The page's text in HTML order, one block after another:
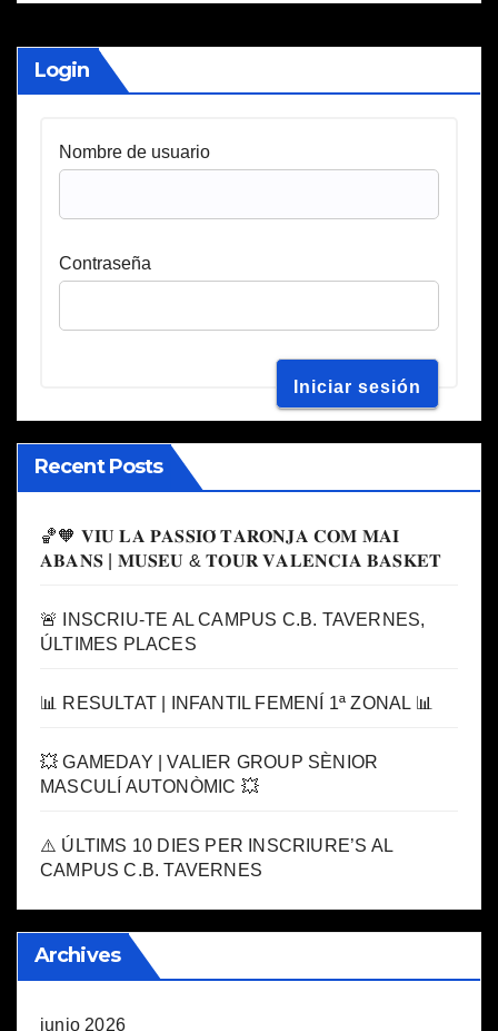
Login
Nombre de usuario
Contraseña
Recent Posts
🏀🧡 𝐕𝐈𝐔 𝐋𝐀 𝐏𝐀𝐒𝐒𝐈𝐎́ 𝐓𝐀𝐑𝐎𝐍𝐉𝐀 𝐂𝐎𝐌 𝐌𝐀𝐈
𝐀𝐁𝐀𝐍𝐒 | 𝐌𝐔𝐒𝐄𝐔 & 𝐓𝐎𝐔𝐑 𝐕𝐀𝐋𝐄𝐍𝐂𝐈𝐀 𝐁𝐀𝐒𝐊𝐄𝐓
🚨 INSCRIU-TE AL CAMPUS C.B. TAVERNES,
ÚLTIMES PLACES
📊 RESULTAT | INFANTIL FEMENÍ 1ª ZONAL 📊
💥 GAMEDAY | VALIER GROUP SÈNIOR
MASCULÍ AUTONÒMIC 💥
⚠️ ÚLTIMS 10 DIES PER INSCRIURE’S AL
CAMPUS C.B. TAVERNES
Archives
junio 2026